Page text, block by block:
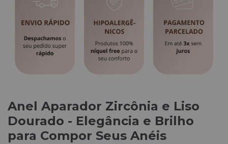
Anel Aparador Zircônia e Liso
Dourado - Elegância e Brilho
para Compor Seus Anéis